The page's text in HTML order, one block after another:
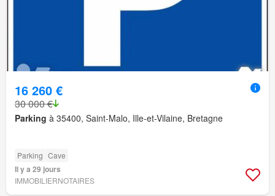
16 260 €
30 000 €
Parking à 35400, Saint-Malo, Ille-et-Vilaine, Bretagne
Parking Cave
Il y a 29 jours
IMMOBILIERNOTAIRES